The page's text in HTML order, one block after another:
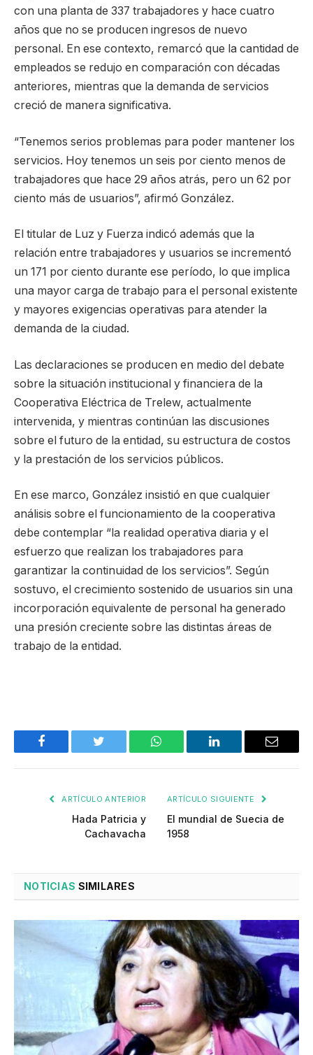
con una planta de 337 trabajadores y hace cuatro
años que no se producen ingresos de nuevo
personal. En ese contexto, remarcó que la cantidad de
empleados se redujo en comparación con décadas
anteriores, mientras que la demanda de servicios
creció de manera significativa.
“Tenemos serios problemas para poder mantener los
servicios. Hoy tenemos un seis por ciento menos de
trabajadores que hace 29 años atrás, pero un 62 por
ciento más de usuarios”, afirmó González.
El titular de Luz y Fuerza indicó además que la
relación entre trabajadores y usuarios se incrementó
un 171 por ciento durante ese período, lo que implica
una mayor carga de trabajo para el personal existente
y mayores exigencias operativas para atender la
demanda de la ciudad.
Las declaraciones se producen en medio del debate
sobre la situación institucional y financiera de la
Cooperativa Eléctrica de Trelew, actualmente
intervenida, y mientras continúan las discusiones
sobre el futuro de la entidad, su estructura de costos
y la prestación de los servicios públicos.
En ese marco, González insistió en que cualquier
análisis sobre el funcionamiento de la cooperativa
debe contemplar “la realidad operativa diaria y el
esfuerzo que realizan los trabajadores para
garantizar la continuidad de los servicios”. Según
sostuvo, el crecimiento sostenido de usuarios sin una
incorporación equivalente de personal ha generado
una presión creciente sobre las distintas áreas de
trabajo de la entidad.
Facebook Twitter WhatsApp LinkedIn Email
ARTÍCULO ANTERIOR
Hada Patricia y
Cachavacha
ARTÍCULO SIGUIENTE
El mundial de Suecia de
1958
NOTICIAS SIMILARES